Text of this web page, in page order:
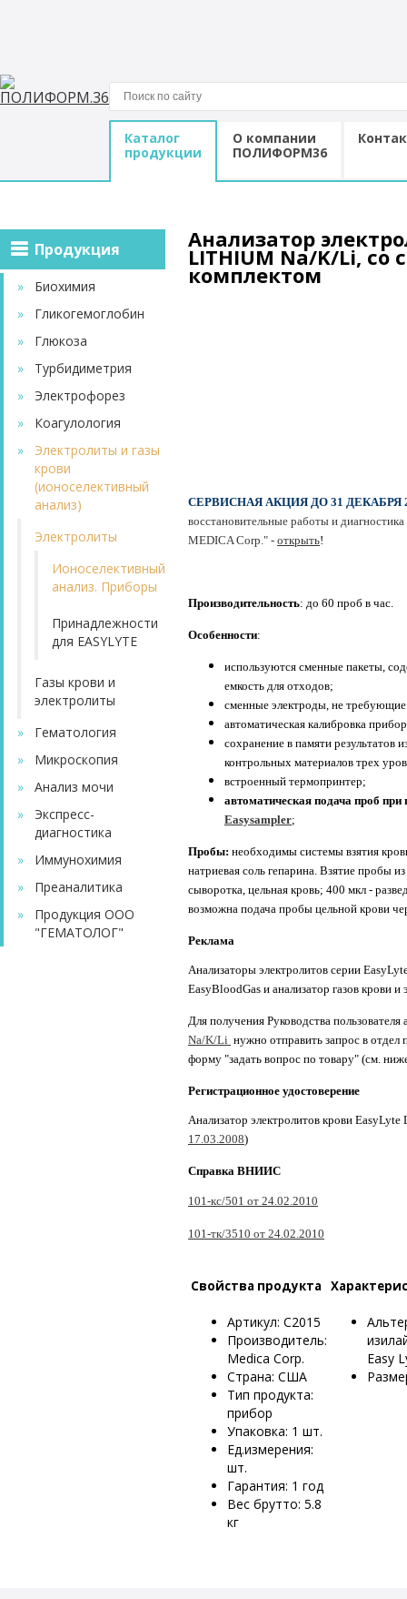
Каталог
продукции
О компании
ПОЛИФОРМ36
Продукция
»
Биохимия
»
Гликогемоглобин
»
Глюкоза
»
Турбидиметрия
»
Электрофорез
»
Коагулология
»
Электролиты и газы
крови
(ионоселективный
анализ)
Электролиты
Ионоселективный
анализ. Приборы
Принадлежности
для EASYLYTE
Газы крови и
электролиты
»
Гематология
»
Микроскопия
»
Анализ мочи
»
Экспресс-
диагностика
»
Иммунохимия
»
Преаналитика
»
Продукция ООО
"ГЕМАТОЛОГ"
Анализатор
LITHIUM Na/K/Li, со
комплектом
СЕРВИСНАЯ АКЦИЯ ДО 31 ДЕКАБРЯ
восстановительные работы и
MEDICA Corp." - открыть!
Производительность: до 60 проб в час.
Особенности:
используются сменные пакеты,
емкость для отходов;
сменные электроды, не
автоматическая калибровка
сохранение в памяти результатов
контрольных материалов трех
встроенный термопринтер;
автоматическая подача проб
Easysampler;
Пробы: необходимы системы взятия
натриевая соль гепарина. Взятие пробы
сыворотка, цельная кровь; 400 мкл -
возможна подача пробы цельной крови
Реклама
Анализаторы электролитов серии
EasyBloodGas и анализатор газов крови и
Для получения Руководства пользователя
Na/K/Li нужно отправить запрос в
форму "задать вопрос по товару" (см.
Регистрационное удостоверение
Анализатор электролитов крови
17.03.2008)
Справка ВНИИС
101-кс/501 от 24.02.2010
101-тк/3510 от 24.02.2010
Свойства продукта
Артикул: C2015
Производитель:
Medica Corp.
Страна: США
Тип продукта:
прибор
Упаковка: 1 шт.
Ед.измерения:
шт.
Гарантия: 1 год
Вес брутто: 5.8
кг
Easy